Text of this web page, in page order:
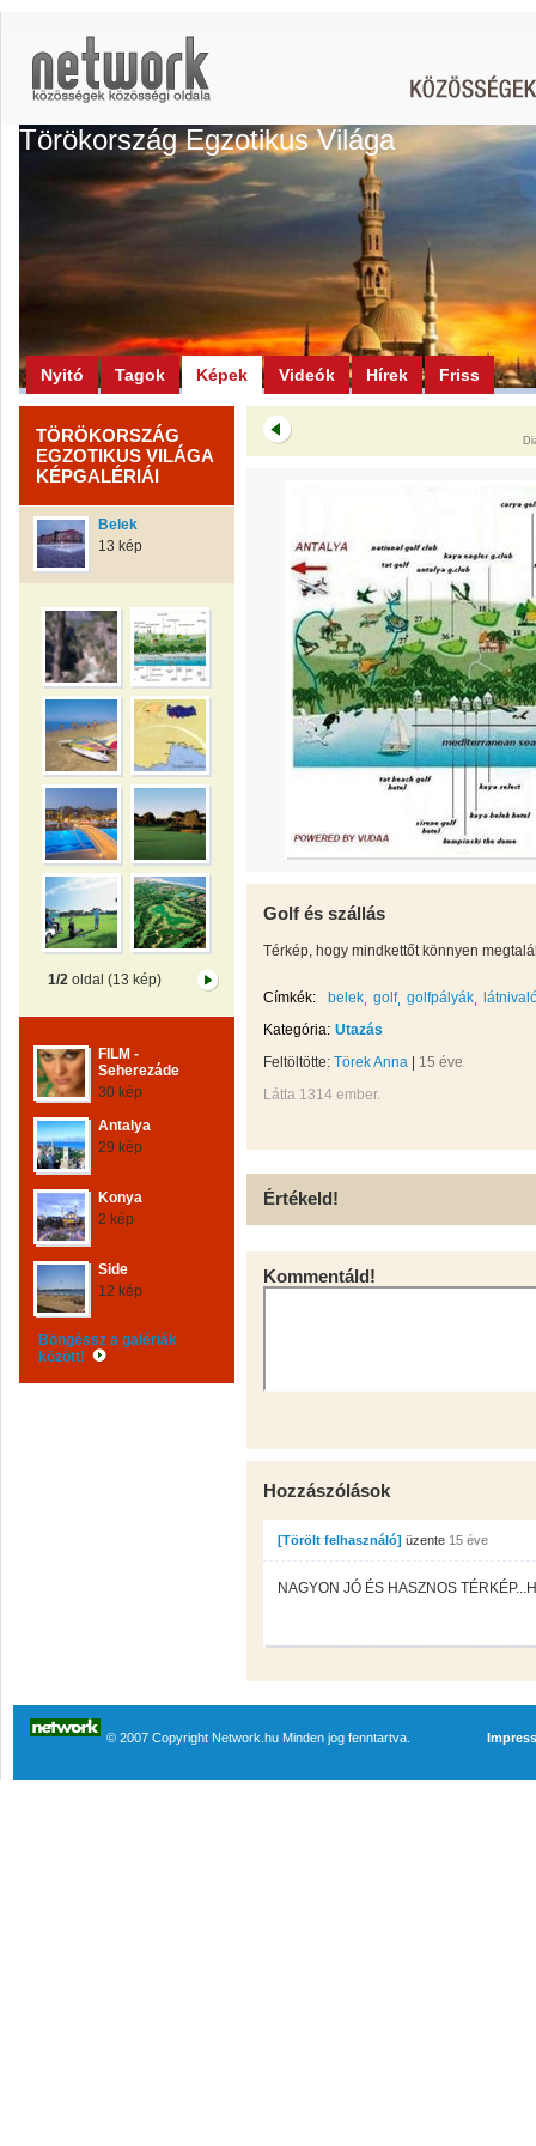
Törökország Egzotikus Világa
Nyitó Tagok Képek Videók Hírek Friss
TÖRÖKORSZÁG
EGZOTIKUS VILÁGA
KÉPGALÉRIÁI
Belek
13 kép
1/2oldal (13 kép)
FILM -
Seherezáde
30 kép
Antalya
29 kép
Konya
2 kép
Side
12 kép
Böngéssz a galériák
között!
Golf és szállás
Térkép, hogy mindkettőt könnyen
Címkék: belek golf golfpályák
Kategória: Utazás
Feltöltötte: Törek Anna
15 éve
Látta 1314 ember.
Értékeld!
Kommentáld!
Hozzászólások
[Törölt felhasználó] üzente 15 éve
NAGYON JÓ ÉS HASZNOS
© 2007 Copyright Network.hu Minden jog fenntartva.